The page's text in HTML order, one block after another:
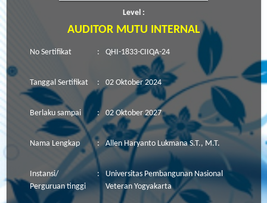
Level :
AUDITOR MUTU INTERNAL
No Sertifikat : QHI-1833-CIIQA-24
Tanggal Sertifikat : 02 Oktober 2024
Berlaku sampai : 02 Oktober 2027
Nama Lengkap : Allen Haryanto Lukmana S.T., M.T.
Instansi/
Perguruan tinggi
:
Universitas Pembangunan Nasional
Veteran Yogyakarta